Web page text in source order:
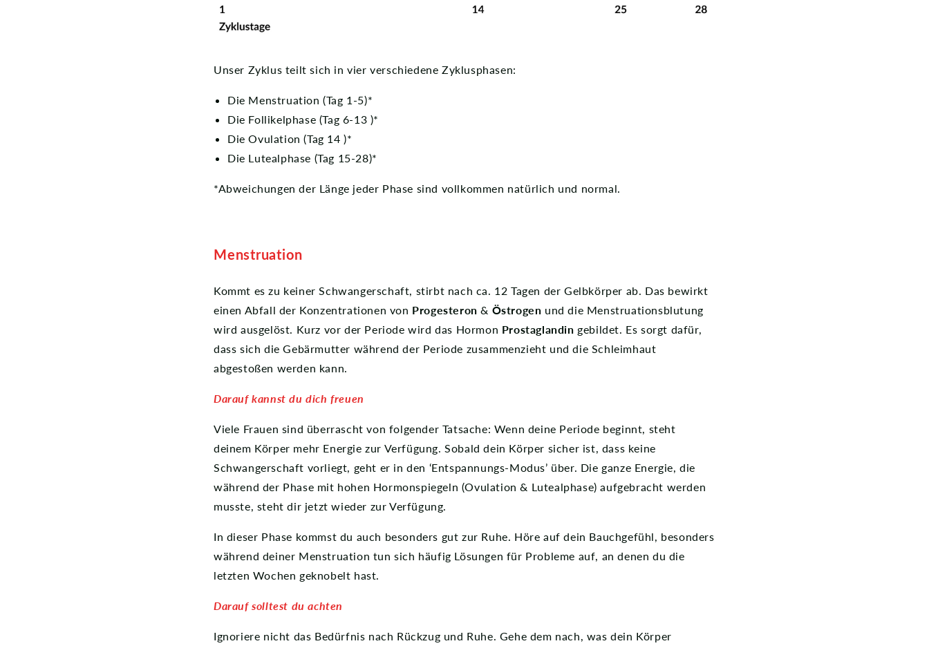
Unser Zyklus teilt sich in vier verschiedene Zyklusphasen:
Die Menstruation (Tag 1-5)*
Die Follikelphase (Tag 6-13 )*
Die Ovulation (Tag 14 )*
Die Lutealphase (Tag 15-28)*
*Abweichungen der Länge jeder Phase sind vollkommen natürlich und normal.
Menstruation
Kommt es zu keiner Schwangerschaft, stirbt nach ca. 12 Tagen der Gelbkörper ab. Das bewirkt
einen Abfall der Konzentrationen von Progesteron & Östrogen und die Menstruationsblutung
wird ausgelöst. Kurz vor der Periode wird das Hormon Prostaglandin gebildet. Es sorgt dafür,
dass sich die Gebärmutter während der Periode zusammenzieht und die Schleimhaut
abgestoßen werden kann.
Darauf kannst du dich freuen
Viele Frauen sind überrascht von folgender Tatsache: Wenn deine Periode beginnt, steht
deinem Körper mehr Energie zur Verfügung. Sobald dein Körper sicher ist, dass keine
Schwangerschaft vorliegt, geht er in den ‘Entspannungs-Modus’ über. Die ganze Energie, die
während der Phase mit hohen Hormonspiegeln (Ovulation & Lutealphase) aufgebracht werden
musste, steht dir jetzt wieder zur Verfügung.
In dieser Phase kommst du auch besonders gut zur Ruhe. Höre auf dein Bauchgefühl, besonders
während deiner Menstruation tun sich häufig Lösungen für Probleme auf, an denen du die
letzten Wochen geknobelt hast.
Darauf solltest du achten
Ignoriere nicht das Bedürfnis nach Rückzug und Ruhe. Gehe dem nach, was dein Körper